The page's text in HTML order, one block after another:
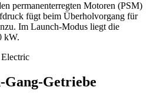
permanenterregten Motoren (PSM)
fügt beim Überholvorgang für
Im Launch-Modus liegt die
kW.
Getriebe